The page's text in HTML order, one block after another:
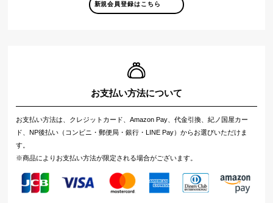
新規会員登録はこちら
お支払い方法について
お支払い方法は、クレジットカード、Amazon Pay、代金引換、紀ノ国屋カー
ド、NP後払い（コンビニ・郵便局・銀行・LINE Pay）からお選びいただけま
す。
※商品によりお支払い方法が限定される場合がございます。